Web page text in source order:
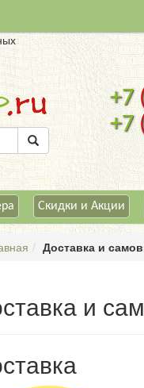
+7
+7
Скидки и Акции
Доставка и
и